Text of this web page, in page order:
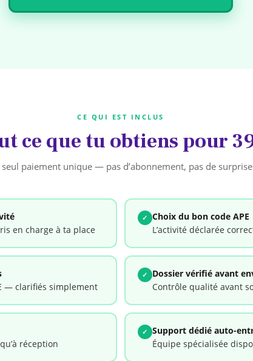
CE QUI EST INCLUS
ce que tu obtiens pour
seul paiement unique — pas d’abonnement, pas de
en charge à ta place
✓ Choix du bon code APE
L’activité déclarée
— clarifiés simplement
✓ Dossier vérifié avant
Contrôle qualité avant
réception
✓ Support dédié auto-
Équipe spécialisée